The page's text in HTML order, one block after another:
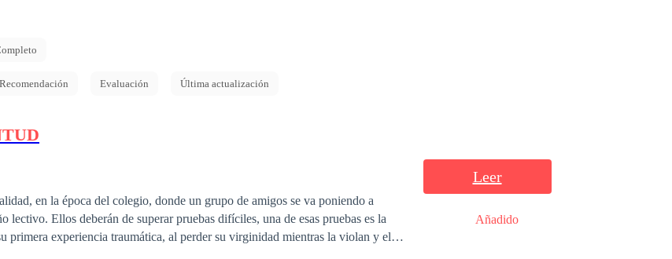
Recomendación Evaluación Última actualización
en la época del colegio, donde un grupo de amigos se va poniendo a
de esas pruebas es la
Leer
Añadido